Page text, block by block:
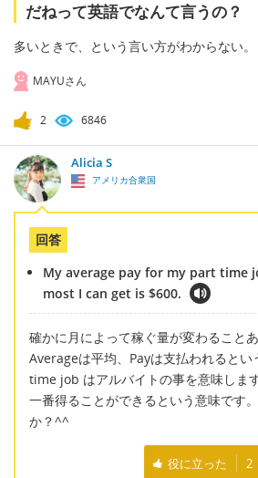
だねって英語でなんて言うの？
多いときで、という言い方がわからない。
MAYUさん
2 6846
Alicia S
アメリカ合衆国
回答
My average pay for my part time
most I can get is $600.
確かに月によって稼ぐ量が変わること
Averageは平均、Payは支払われると
time job はアルバイトの事を意味しま
一番得ることができるという意味です
か？^^
役に立った 2